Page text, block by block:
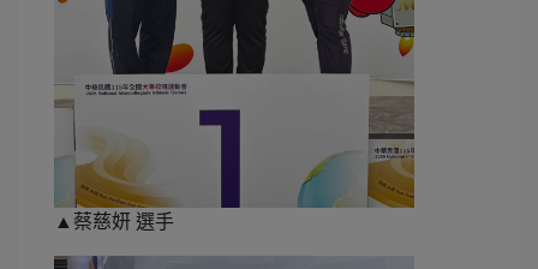
▲蔡慈妍 選手